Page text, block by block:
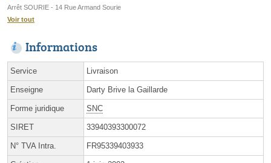
Arrêt SOURIE - 14 Rue Armand Sourie
Voir tout
Informations
Service Livraison
Enseigne Darty Brive la Gaillarde
Forme juridique SNC
SIRET 33940393300072
N° TVA Intra. FR95339403933